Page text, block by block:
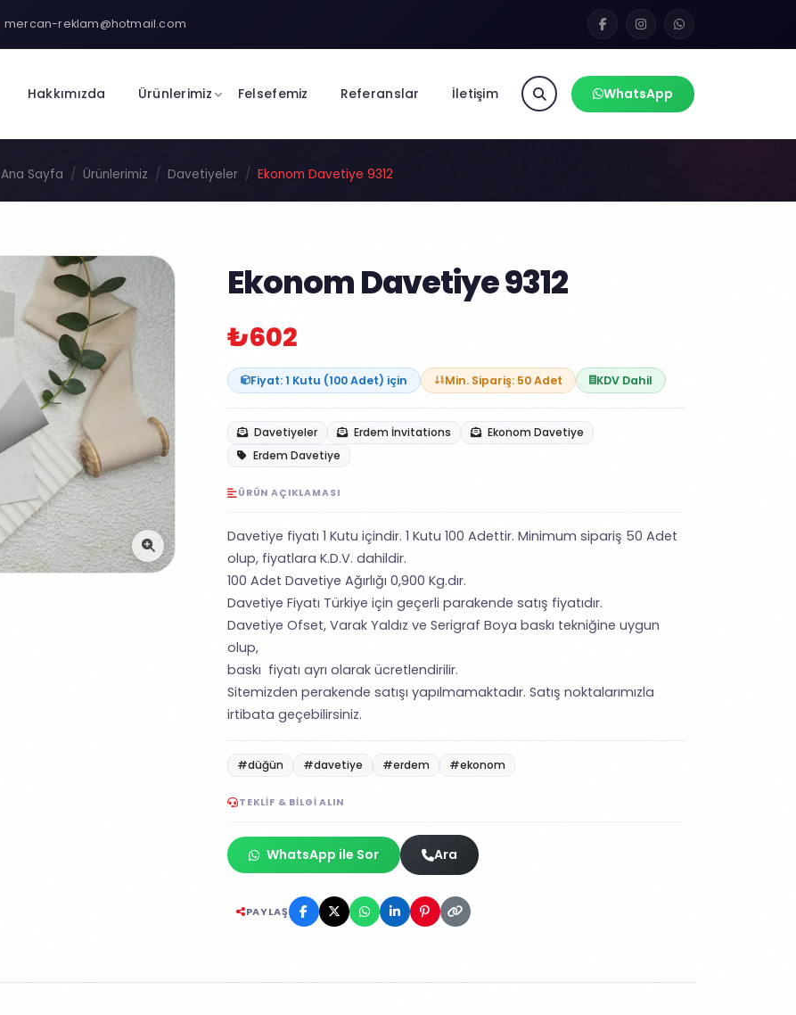
mercan-reklam@hotmail.com
Hakkımızda Ürünlerimiz Felsefemiz Referanslar İletişim WhatsApp
Ana Sayfa Ürünlerimiz Davetiyeler Ekonom Davetiye 9312
Ekonom Davetiye 9312
₺602
Fiyat: 1 Kutu (100 Adet) için Min. Sipariş: 50 Adet KDV Dahil
Davetiyeler Erdem İnvitations
Ekonom Davetiye
Erdem Davetiye
ÜRÜN AÇIKLAMASI
Davetiye fiyatı 1 Kutu içindir. 1 Kutu 100 Adettir. Minimum sipariş 50 Adet
olup, fiyatlara K.D.V. dahildir.
100 Adet Davetiye Ağırlığı 0,900 Kg.dır.
Davetiye Fiyatı Türkiye için geçerli parakende satış fiyatıdır.
Davetiye Ofset, Varak Yaldız ve Serigraf Boya baskı tekniğine uygun
olup,
baskı fiyatı ayrı olarak ücretlendirilir.
Sitemizden perakende satışı yapılmamaktadır. Satış noktalarımızla
irtibata geçebilirsiniz.
#düğün #davetiye #erdem #ekonom
TEKLIF & BILGI ALIN
WhatsApp ile Sor Ara
PAYLAŞ